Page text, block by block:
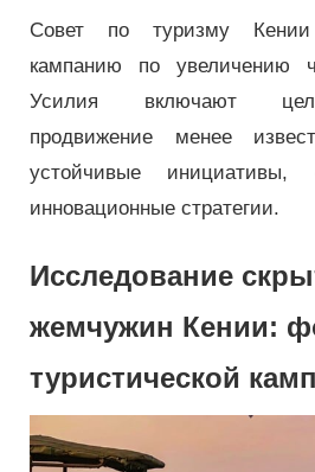
Совет по туризму
кампанию по увеличению
Усилия включают
продвижение менее
устойчивые инициативы,
инновационные стратегии.
Исследование
жемчужин Кении:
туристической